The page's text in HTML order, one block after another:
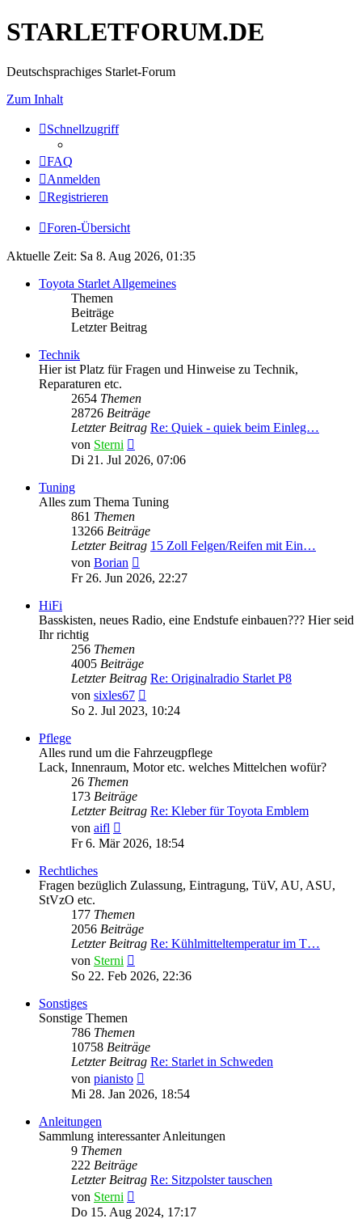
STARLETFORUM.DE
Deutschsprachiges Starlet-Forum
Zum Inhalt
Schnellzugriff
FAQ
Anmelden
Registrieren
Foren-Übersicht
Aktuelle Zeit: Sa 8. Aug 2026, 01:35
Toyota Starlet Allgemeines
Themen
Beiträge
Letzter Beitrag
Technik
Hier ist Platz für Fragen und Hinweise zu Technik,
Reparaturen etc.
2654 Themen
28726 Beiträge
Letzter Beitrag Re: Quiek - quiek beim Einleg…
von Sterni
Beitrag
Di 21. Jul 2026, 07:06
Tuning
Alles zum Thema Tuning
861 Themen
13266 Beiträge
Letzter Beitrag 15 Zoll Felgen/Reifen mit Ein…
von Borian
Beitrag
Fr 26. Jun 2026, 22:27
HiFi
Basskisten, neues Radio, eine Endstufe einbauen??? Hier seid
Ihr richtig
256 Themen
4005 Beiträge
Letzter Beitrag Re: Originalradio Starlet P8
von sixles67
Beitrag
So 2. Jul 2023, 10:24
Pflege
Alles rund um die Fahrzeugpflege
Lack, Innenraum, Motor etc. welches Mittelchen wofür?
26 Themen
173 Beiträge
Letzter Beitrag Re: Kleber für Toyota Emblem
von aifl
Beitrag
Fr 6. Mär 2026, 18:54
Rechtliches
Fragen bezüglich Zulassung, Eintragung, TüV, AU, ASU,
StVzO etc.
177 Themen
2056 Beiträge
Letzter Beitrag Re: Kühlmitteltemperatur im T…
von Sterni
Beitrag
So 22. Feb 2026, 22:36
Sonstiges
Sonstige Themen
786 Themen
10758 Beiträge
Letzter Beitrag Re: Starlet in Schweden
von pianisto
Beitrag
Mi 28. Jan 2026, 18:54
Anleitungen
Sammlung interessanter Anleitungen
9 Themen
222 Beiträge
Letzter Beitrag Re: Sitzpolster tauschen
von Sterni
Beitrag
Do 15. Aug 2024, 17:17